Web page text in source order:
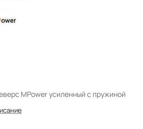
MPower усиленный с пружиной